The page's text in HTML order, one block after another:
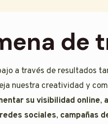
de
a través de resultados
nuestra creatividad y
su visibilidad online,
sociales, campañas